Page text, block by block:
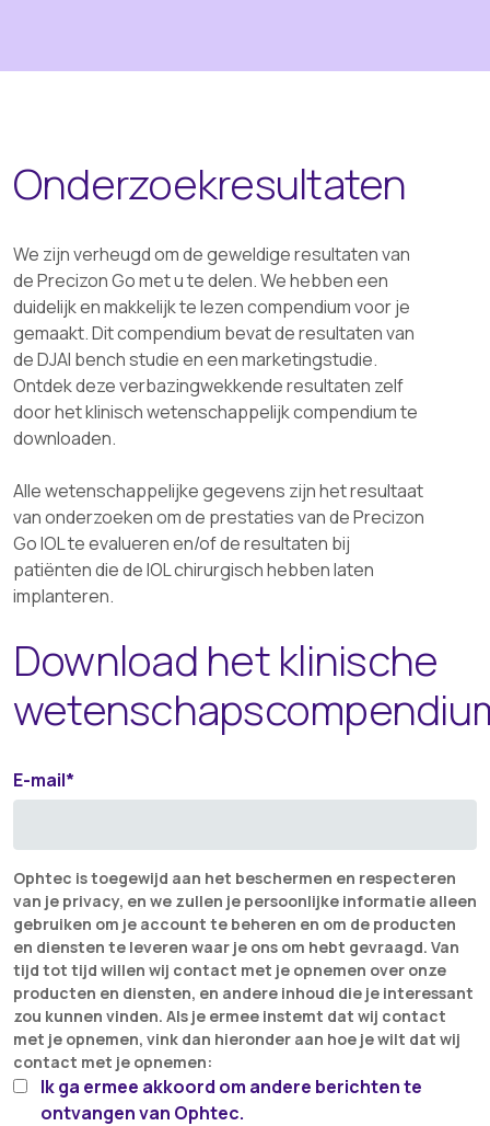
Onderzoekresultaten
We zijn verheugd om de geweldige resultaten van
de Precizon Go met u te delen. We hebben een
duidelijk en makkelijk te lezen compendium voor je
gemaakt. Dit compendium bevat de resultaten van
de DJAI bench studie en een marketingstudie.
Ontdek deze verbazingwekkende resultaten zelf
door het klinisch wetenschappelijk compendium te
downloaden.
Alle wetenschappelijke gegevens zijn het resultaat
van onderzoeken om de prestaties van de Precizon
Go IOL te evalueren en/of de resultaten bij
patiënten die de IOL chirurgisch hebben laten
implanteren.
Download het klinische
E-mail*
Ophtec is toegewijd aan het beschermen en respecteren
van je privacy, en we zullen je persoonlijke informatie alleen
gebruiken om je account te beheren en om de producten
en diensten te leveren waar je ons om hebt gevraagd. Van
tijd tot tijd willen wij contact met je opnemen over onze
producten en diensten, en andere inhoud die je interessant
zou kunnen vinden. Als je ermee instemt dat wij contact
met je opnemen, vink dan hieronder aan hoe je wilt dat wij
contact met je opnemen:
Ik ga ermee akkoord om andere berichten te
ontvangen van Ophtec.